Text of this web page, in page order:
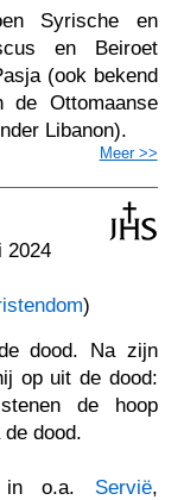
Syrische en
en Beiroet
(ook bekend
de Ottomaanse
Libanon).
Meer >>
2024
)
dood. Na zijn
op uit de dood:
de hoop
dood.
in o.a. Servië,